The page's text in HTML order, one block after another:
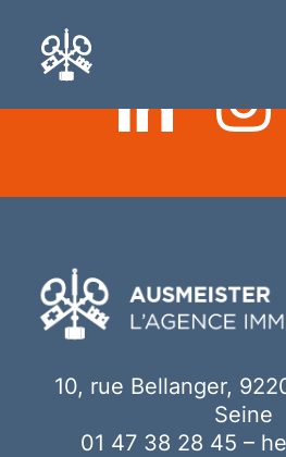
10, rue Bellanger,
Seine
01 47 38 28 45 –